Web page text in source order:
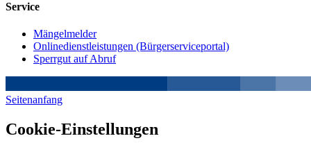
Service
Mängelmelder
Onlinedienstleistungen (Bürgerserviceportal)
Sperrgut auf Abruf
Seitenanfang
Cookie-Einstellungen